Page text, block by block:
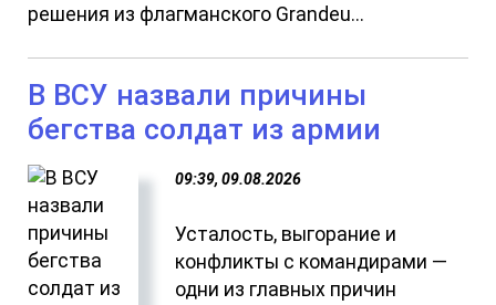
решения из флагманского Grandeu...
В ВСУ назвали причины
бегства солдат из армии
09:39, 09.08.2026
Усталость, выгорание и
конфликты с командирами —
одни из главных причин